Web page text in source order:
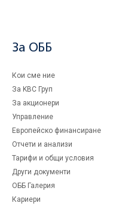
За ОББ
Кои сме ние
За KBC Груп
За акционери
Управление
Европейско финансиране
Отчети и анализи
Тарифи и общи условия
Други документи
ОББ Галерия
Кариери